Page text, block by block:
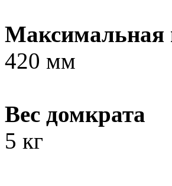
Максимальная
420 мм
Вес домкрата
5 кг